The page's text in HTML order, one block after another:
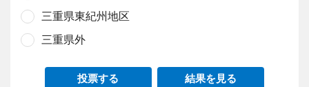
三重県東紀州地区
三重県外
投票する 結果を見る